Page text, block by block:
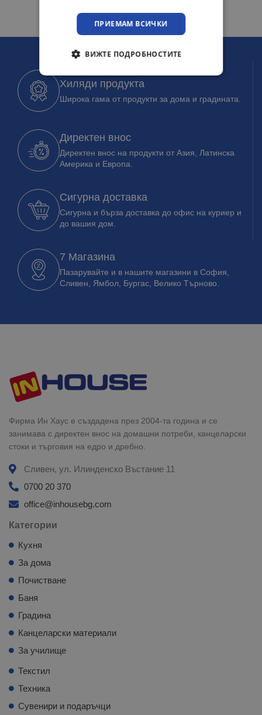
Хиляди продукта
Широка гама от продукти за дома и градината.
Директен внос
Директен внос на продукти от Азия, Латинска
Америка и Европа.
Сигурна доставка
Сигурна и бърза доставка до офис на куриер и
до вашия дом.
7 Магазина
Пазарувайте и в нашите магазини в София,
Сливен, Ямбол, Бургас, Велико Търново.
Фирма Ин Хаус е създадена през 2004-та година и се
занимава с директен внос на домашни потреби, канцеларски
стоки и търговия на едро и дребно.
Сливен, ул. Илинденско Въстание 11
0700 20 370
office@inhousebg.com
Категории
Кухня
За дома
Почистване
Баня
Градина
Канцеларски материали
За училище
Текстил
Техника
Сувенири и подаръчци
ПРИЕМАМ ВСИЧКИ
ВИЖТЕ ПОДРОБНОСТИТЕ